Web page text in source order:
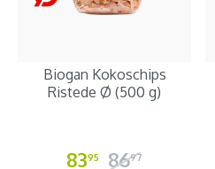
Biogan Kokoschips
Ristede Ø (500 g)
8395 8697